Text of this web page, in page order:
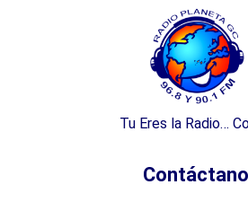
Tu Eres la Radio…